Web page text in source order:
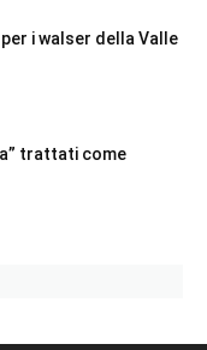
i walser della Valle
trattati come